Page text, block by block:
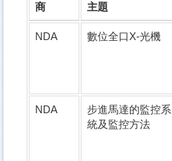
商
主題
NDA 數位全口X-光機
NDA
步進馬達的監控系
統及監控方法